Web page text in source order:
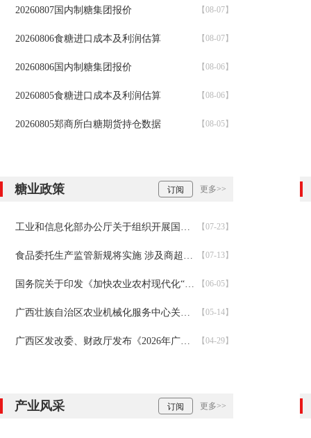
20260807国内制糖集团报价 【08-07】
20260806食糖进口成本及利润估算 【08-07】
20260806国内制糖集团报价 【08-06】
20260805食糖进口成本及利润估算 【08-06】
20260805郑商所白糖期货持仓数据 【08-05】
糖业政策 订阅 更多>>
工业和信息化部办公厅关于组织开展国家级零碳工厂建设工作的通知 【07-23】
食品委托生产监管新规将实施 涉及商超自有品牌、联名款等 【07-13】
国务院关于印发《加快农业农村现代化“十五五”规划》的通知 【06-05】
广西壮族自治区农业机械化服务中心关于申报2027年农机化推广项目的通知 【05-14】
广西区发改委、财政厅发布《2026年广西糖料蔗良种推广工作实施方案》 【04-29】
产业风采 订阅 更多>>